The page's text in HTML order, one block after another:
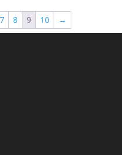
7 8 9 10 →